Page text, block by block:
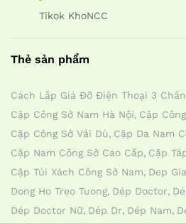
Tikok KhoNCC
Thẻ sản phẩm
Cách Lắp Giá Đỡ Điện Thoại 3 Chân
Cặp Công Sở Nam Hà Nội Cặp
Cặp Công Sở Vải Dù Cặp Da Nam
Cặp Nam Công Sở Cao Cấp Cặp
Cặp Túi Xách Công Sở Nam Dep
Dong Ho Treo Tuong Dép Doctor
Dép Doctor Nữ Dép Dr Dép Nam